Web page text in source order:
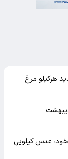
هرکیلو مرغ
نخود، عدس کیلویی